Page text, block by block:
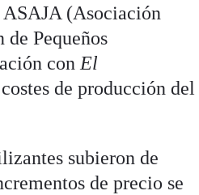
ASAJA (Asociación
Pequeños
con El
de producción del
subieron de
de precio se